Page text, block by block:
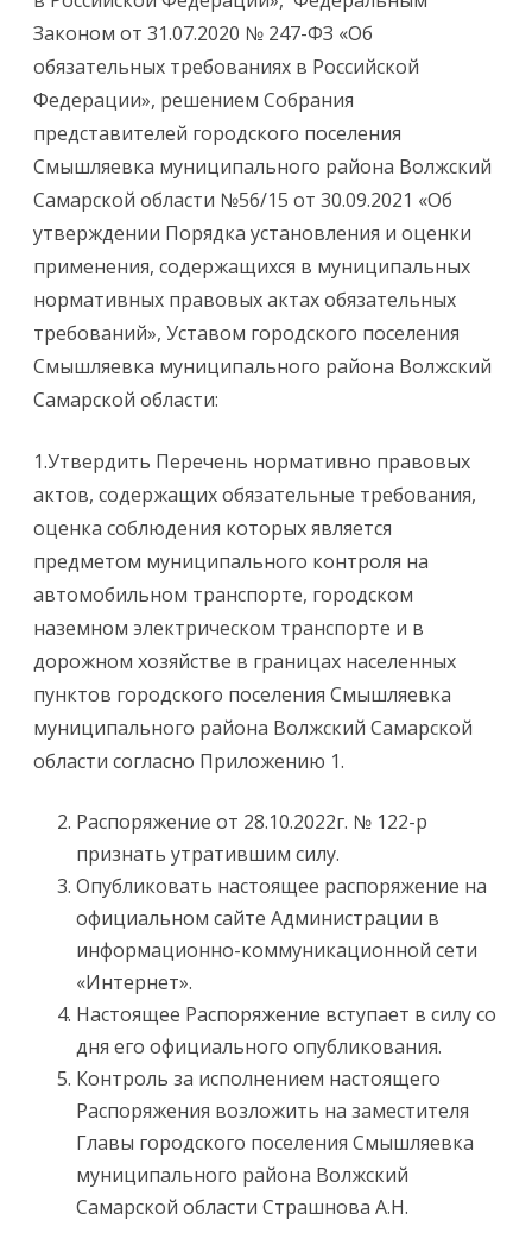
Законом от 31.07.2020 № 247-ФЗ «Об
обязательных требованиях в Российской
Федерации», решением Собрания
представителей городского поселения
Смышляевка муниципального района Волжский
Самарской области №56/15 от 30.09.2021 «Об
утверждении Порядка установления и оценки
применения, содержащихся в муниципальных
нормативных правовых актах обязательных
требований», Уставом городского поселения
Смышляевка муниципального района Волжский
Самарской области:
1.Утвердить Перечень нормативно правовых
актов, содержащих обязательные требования,
оценка соблюдения которых является
предметом муниципального контроля на
автомобильном транспорте, городском
наземном электрическом транспорте и в
дорожном хозяйстве в границах населенных
пунктов городского поселения Смышляевка
муниципального района Волжский Самарской
области согласно Приложению 1.
Распоряжение от 28.10.2022г. № 122-р
признать утратившим силу.
Опубликовать настоящее распоряжение на
официальном сайте Администрации в
информационно-коммуникационной сети
«Интернет».
Настоящее Распоряжение вступает в силу со
дня его официального опубликования.
Контроль за исполнением настоящего
Распоряжения возложить на заместителя
Главы городского поселения Смышляевка
муниципального района Волжский
Самарской области Страшнова А.Н.